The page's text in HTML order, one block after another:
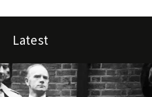
Latest